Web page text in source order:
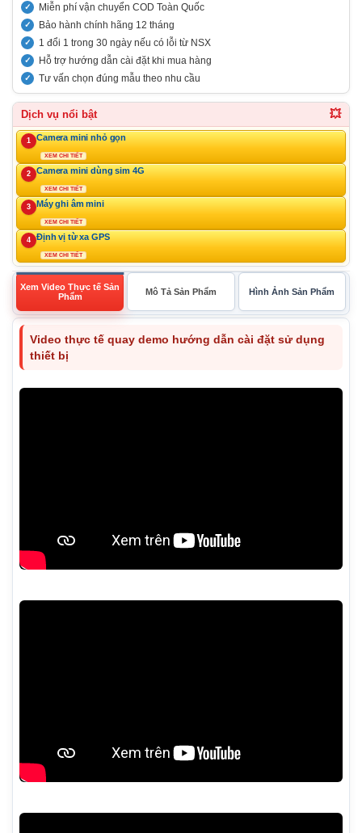
Miễn phí vận chuyển COD Toàn Quốc
Bảo hành chính hãng 12 tháng
1 đổi 1 trong 30 ngày nếu có lỗi từ NSX
Hỗ trợ hướng dẫn cài đặt khi mua hàng
Tư vấn chọn đúng mẫu theo nhu cầu
Dịch vụ nổi bật 💥
1 Camera mini nhỏ gọn
XEM CHI TIẾT
2 Camera mini dùng sim 4G
XEM CHI TIẾT
3 Máy ghi âm mini
XEM CHI TIẾT
4 Định vị từ xa GPS
XEM CHI TIẾT
Xem Video Thực tế Sản
Phẩm
Mô Tả Sản Phẩm Hình Ảnh Sản Phẩm
Video thực tế quay demo hướng dẫn cài đặt sử dụng
thiết bị